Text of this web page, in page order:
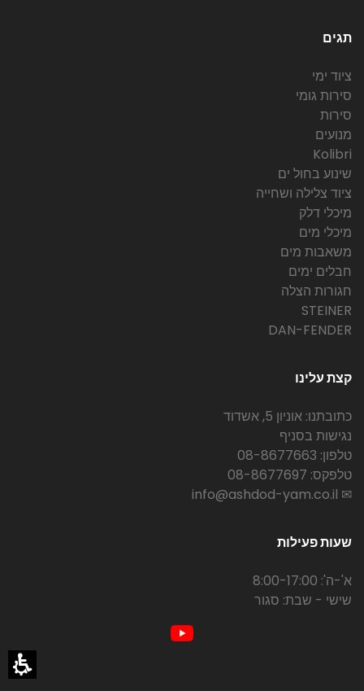
תגים
ציוד ימי
סירות גומי
סירות
מנועים
Kolibri
שינוע בחול ים
ציוד צלילה ושחייה
מיכלי דלק
מיכלי מים
משאבות מים
חבלים ימים
חגורות הצלה
STEINER
DAN-FENDER
קצת עלינו
כתובתנו: אוניון 5, אשדוד
נגישות בסניף
טלפון: 08-8677663
טלפקס: 08-8677697
✉ info@ashdod-yam.co.il
שעות פעילות
א'-ה': 8:00-17:00
שישי - שבת: סגור